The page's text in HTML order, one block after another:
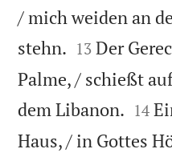
/ mich weiden an
stehn. 

13 Der
Palme, / schießt
dem Libanon. 

14
Haus, / in Gottes